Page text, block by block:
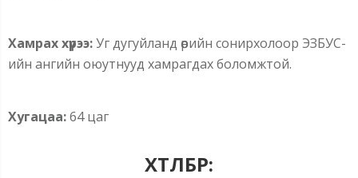
Хамрах хүрээ:Уг дугуйланд өөрийн сонирхолоор ЭЗБУС-
ийн ангийн оюутнууд хамрагдах боломжтой.
Хугацаа:64 цаг
ХӨТӨЛБӨР: